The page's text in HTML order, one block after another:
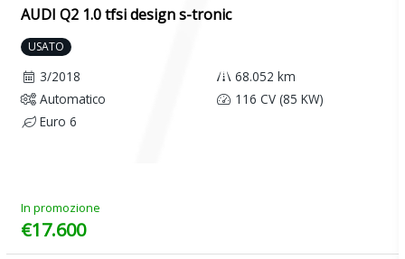
AUDI Q2 1.0 tfsi design s-tronic
USATO
3/2018
68.052 km
Automatico
116 CV (85 KW)
Euro 6
In promozione
€17.600